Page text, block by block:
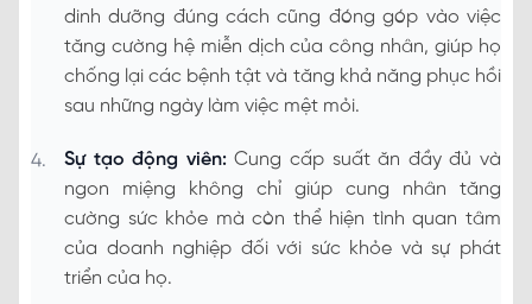
dinh dưỡng đúng cách cũng đóng góp vào việc
tăng cường hệ miễn dịch của công nhân, giúp họ
chống lại các bệnh tật và tăng khả năng phục hồi
sau những ngày làm việc mệt mỏi.
Sự tạo động viên:Cung cấp suất ăn đầy đủ và
ngon miệng không chỉ giúp cung nhân tăng
cường sức khỏe mà còn thể hiện tình quan tâm
của doanh nghiệp đối với sức khỏe và sự phát
triển của họ.